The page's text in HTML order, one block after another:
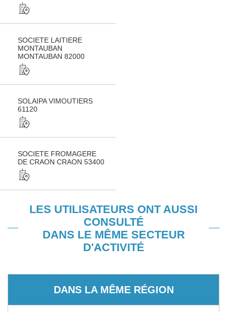
SOCIETE LAITIERE
MONTAUBAN
MONTAUBAN 82000
SOLAIPA VIMOUTIERS
61120
SOCIETE FROMAGERE
DE CRAON CRAON 53400
LES UTILISATEURS ONT AUSSI
CONSULTÉ
DANS LE MÊME SECTEUR
D'ACTIVITÉ
DANS LA MÊME RÉGION